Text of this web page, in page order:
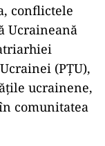
conflictele
Ucraineană
(PȚU),
ucrainene,
comunitatea